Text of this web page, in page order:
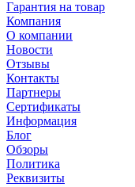
Гарантия на товар
Компания
О компании
Новости
Отзывы
Контакты
Партнеры
Сертификаты
Информация
Блог
Обзоры
Политика
Реквизиты